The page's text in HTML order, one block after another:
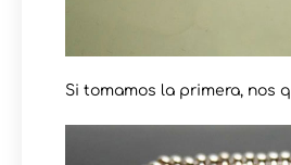
Si tomamos la primera, nos